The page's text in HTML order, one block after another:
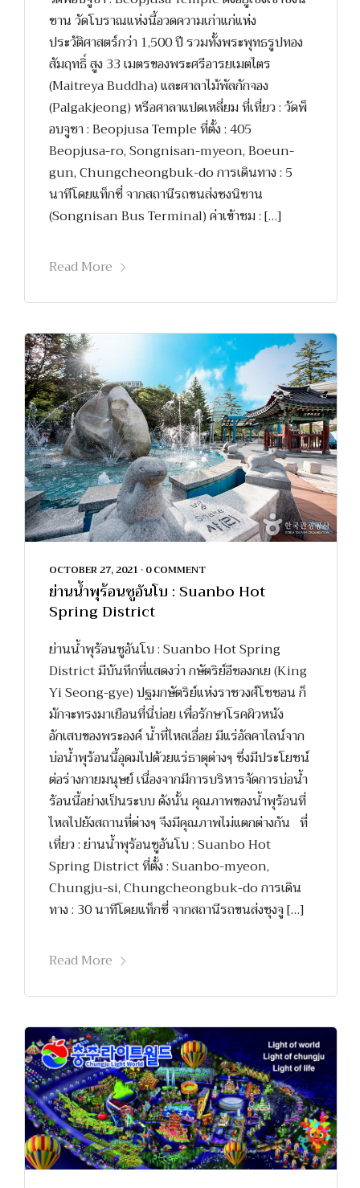
ซาน วัดโบราณแห่งนี้อวดความเก่าแก่แห่ง
ประวัติศาสตร์กว่า 1,500 ปี รวมทั้งพระพุทธรูปทอง
สัมฤทธิ์ สูง 33 เมตรของพระศรีอารยเมตไตร
(Maitreya Buddha) และศาลาไม้พัลกักจอง
(Palgakjeong) หรือศาลาแปดเหลี่ยม ที่เที่ยว : วัดพ็
อบจูซา : Beopjusa Temple ที่ตั้ง : 405
Beopjusa-ro, Songnisan-myeon, Boeun-
gun, Chungcheongbuk-do การเดินทาง : 5
นาทีโดยแท็กซี่ จากสถานีรถขนส่งซงนิซาน
(Songnisan Bus Terminal) ค่าเข้าชม : […]
Read More
OCTOBER 27, 2021 • 0 COMMENT
ย่านน้ำพุร้อนซูอันโบ : Suanbo Hot
Spring District
ย่านน้ำพุร้อนซูอันโบ : Suanbo Hot Spring
District มีบันทึกที่แสดงว่า กษัตริย์อีซองกเย (King
Yi Seong-gye) ปฐมกษัตริย์แห่งราชวงศ์โชซอน ก็
มักจะทรงมาเยือนที่นี่บ่อย เพื่อรักษาโรคผิวหนัง
อักเสบของพระองค์ น้ำที่ไหลเอื่อย มีแร่อัลคาไลน์จาก
บ่อน้ำพุร้อนนี้อุดมไปด้วยแร่ธาตุต่างๆ ซึ่งมีประโยชน์
ต่อร่างกายมนุษย์ เนื่องจากมีการบริหารจัดการบ่อน้ำ
ร้อนนี้อย่างเป็นระบบ ดังนั้น คุณภาพของน้ำพุร้อนที่
ไหลไปยังสถานที่ต่างๆ จึงมีคุณภาพไม่แตกต่างกัน ที่
เที่ยว : ย่านน้ำพุร้อนซูอันโบ : Suanbo Hot
Spring District ที่ตั้ง : Suanbo-myeon,
Chungju-si, Chungcheongbuk-do การเดิน
ทาง : 30 นาทีโดยแท็กซี่ จากสถานีรถขนส่งชุงจู […]
Read More